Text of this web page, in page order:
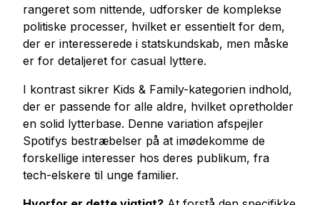
rangeret som nittende, udforsker de komplekse
politiske processer, hvilket er essentielt for dem,
der er interesserede i statskundskab, men måske
er for detaljeret for casual lyttere.
I kontrast sikrer Kids & Family-kategorien indhold,
der er passende for alle aldre, hvilket opretholder
en solid lytterbase. Denne variation afspejler
Spotifys bestræbelser på at imødekomme de
forskellige interesser hos deres publikum, fra
tech-elskere til unge familier.